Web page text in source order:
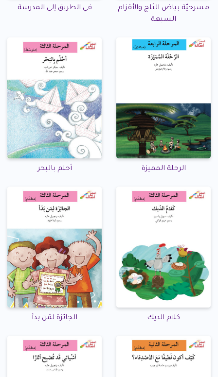
مسرحيّة بياض الثلج والأقزام
السبعة
في الطريق إلى المدرسة
الرحلة المميزة أحلم بالبحر
كلام الديك الجائزة لمَن بدأ